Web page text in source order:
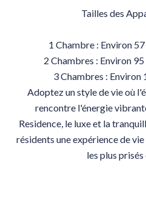
Tailles des
1 Chambre : Environ
2 Chambres : Environ
3 Chambres : Environ
Adoptez un style de vie où
rencontre l'énergie
Residence, le luxe et la
résidents une expérience de
les plus